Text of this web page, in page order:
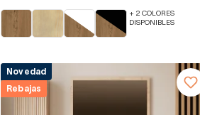
+ 2 COLORES
DISPONIBLES
Novedad
Rebajas